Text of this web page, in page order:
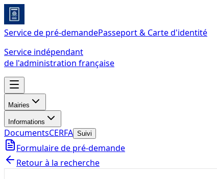
Service de pré-demandePasseport & Carte d'identité
Service indépendant
de l'administration française
Mairies
Informations
DocumentsCERFA Suivi
Formulaire de pré-demande
Retour à la recherche